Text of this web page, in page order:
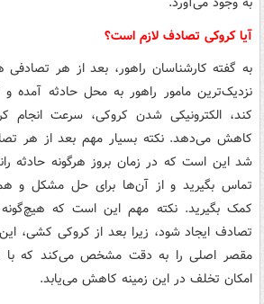
آیا کروکی تصادف لازم است؟
به گفته کارشناسان راهور، بعد از هر
نزدیک‌ترین مامور راهور به محل حادثه آمده
کند، الکترونیکی شدن کروکی، سرعت انجام
کاهش می‌دهد. نکته بسیار مهم بعد از هر
شد این است که در زمان بروز هرگونه حادثه
تماس بگیرید و از آن‌ها برای حل مشکل و
کمک بگیرید. نکته مهم این است که
تصادف ایجاد شود، زیرا بعد از کروکی کشی،
مقصر اصلی را به دقت مشخص می‌کند که با
امکان تخلف در این زمینه کاهش می‌یابد.